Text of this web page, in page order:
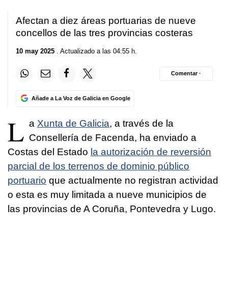
Afectan a diez áreas portuarias de nueve
concellos de las tres provincias costeras
10 may 2025 . Actualizado a las 04:55 h.
Añade a La Voz de Galicia en Google
Comentar ·
L a Xunta de Galicia, a través de la
Consellería de Facenda, ha enviado a
Costas del Estado la autorización de reversión
parcial de los terrenos de dominio público
portuario que actualmente no registran actividad
o esta es muy limitada a nueve municipios de
las provincias de A Coruña, Pontevedra y Lugo.